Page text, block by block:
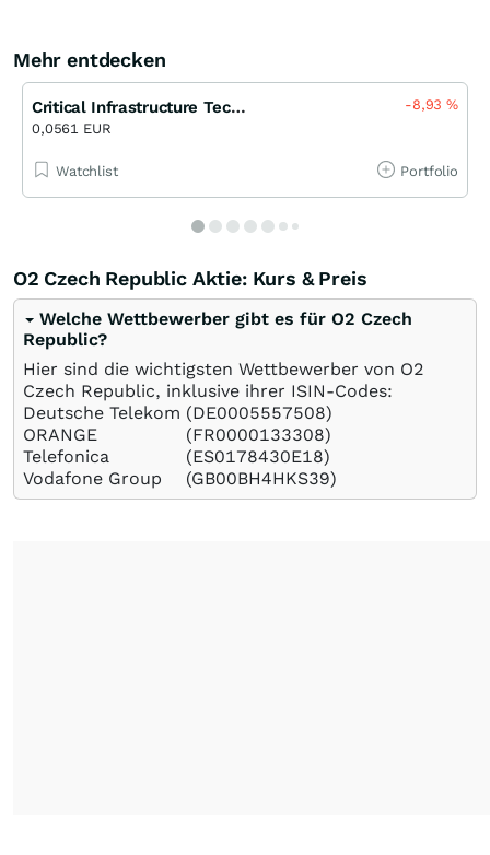
Mehr entdecken
Critical Infrastructure Technologies
0,0561 EUR
-8,93%
Watchlist Portfolio
O2 Czech Republic Aktie: Kurs & Preis
Welche Wettbewerber gibt es für O2 Czech
Republic?
Hier sind die wichtigsten Wettbewerber von O2
Czech Republic, inklusive ihrer ISIN-Codes:
Deutsche Telekom (DE0005557508)
ORANGE
(FR0000133308)
Telefonica
(ES0178430E18)
Vodafone Group
(GB00BH4HKS39)